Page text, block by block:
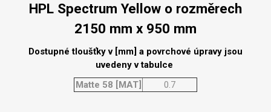
HPL Spectrum Yellow o rozměrech
2150 mm x 950 mm
Dostupné tloušťky v [mm] a povrchové úpravy jsou
uvedeny v tabulce
Matte 58 [MAT]
0.7